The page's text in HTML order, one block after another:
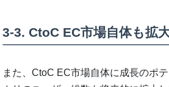
3-3. CtoC EC市場自体も拡
また、CtoC EC市場自体に成長のポ